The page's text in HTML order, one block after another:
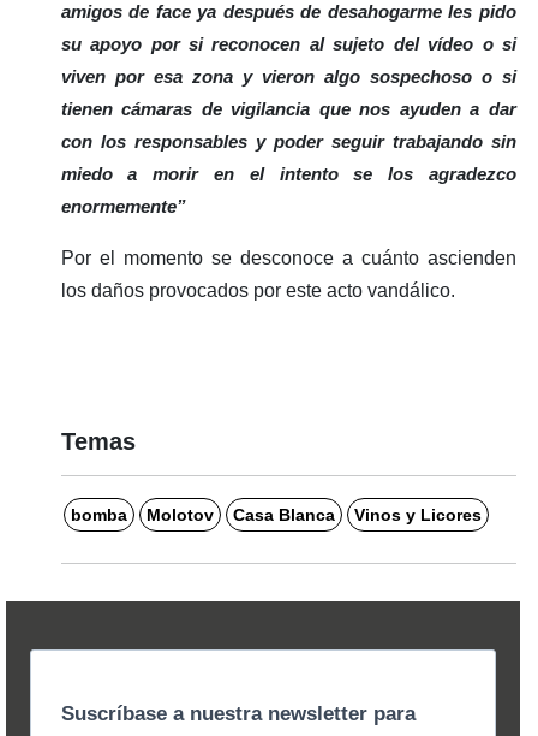
amigos de face ya después de desahogarme les pido
su apoyo por si reconocen al sujeto del vídeo o si
viven por esa zona y vieron algo sospechoso o si
tienen cámaras de vigilancia que nos ayuden a dar
con los responsables y poder seguir trabajando sin
miedo a morir en el intento se los agradezco
enormemente”
Por el momento se desconoce a cuánto ascienden
los daños provocados por este acto vandálico.
Temas
bomba Molotov Casa Blanca Vinos y Licores